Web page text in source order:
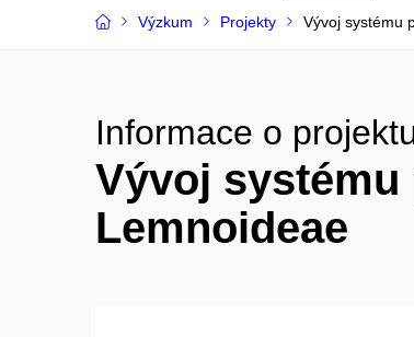
Výzkum Projekty Vývoj systému
Informace o
Vývoj
Lemnoideae